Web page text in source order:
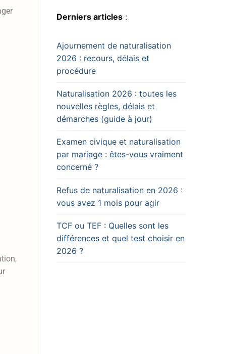
Derniers articles :
Ajournement de naturalisation
2026 : recours, délais et
procédure
Naturalisation 2026 : toutes les
nouvelles règles, délais et
démarches (guide à jour)
Examen civique et naturalisation
par mariage : êtes-vous vraiment
concerné ?
Refus de naturalisation en 2026 :
vous avez 1 mois pour agir
TCF ou TEF : Quelles sont les
différences et quel test choisir en
2026 ?